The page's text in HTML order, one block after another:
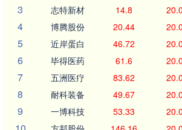
3 志特新材 14.8
4 博腾股份 20.44
5 近岸蛋白 46.72
6 毕得医药 61.6
7 五洲医疗 83.62
8 耐科装备 49.67
9 一博科技 53.33